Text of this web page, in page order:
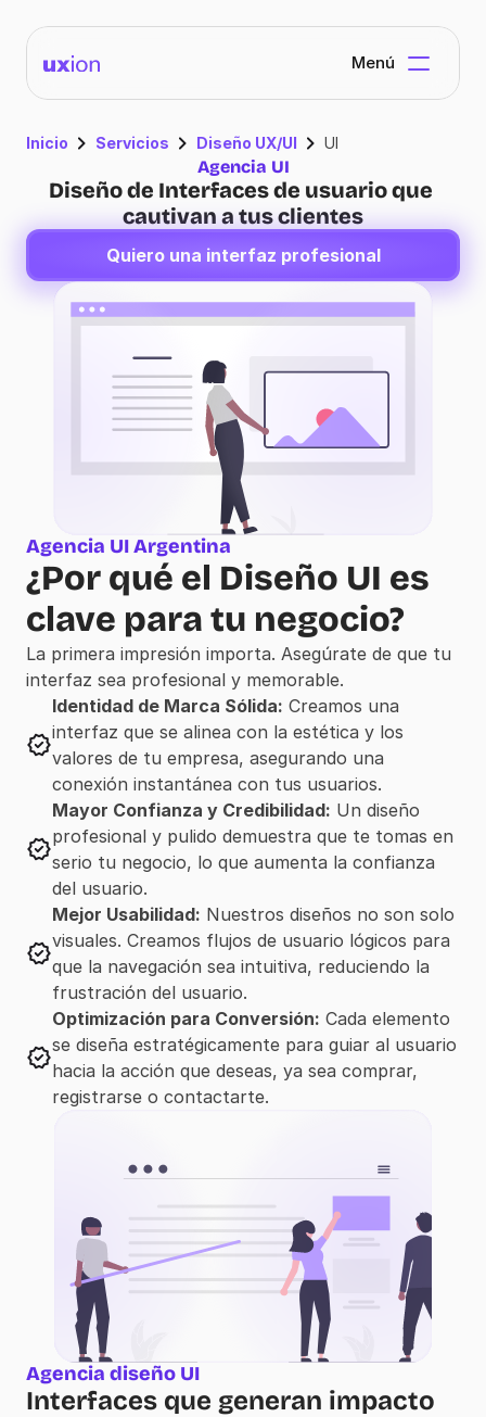
Inicio Servicios Diseño UX/UI UI
Agencia UI
Diseño de Interfaces de usuario que
cautivan a tus clientes
Quiero una interfaz profesional
Agencia UI Argentina
¿Por qué el Diseño UI es
clave para tu negocio?
La primera impresión importa. Asegúrate de que tu
interfaz sea profesional y memorable.
Identidad de Marca Sólida: Creamos una
interfaz que se alinea con la estética y los
valores de tu empresa, asegurando una
conexión instantánea con tus usuarios.
Mayor Confianza y Credibilidad: Un diseño
profesional y pulido demuestra que te tomas en
serio tu negocio, lo que aumenta la confianza
del usuario.
Mejor Usabilidad: Nuestros diseños no son solo
visuales. Creamos flujos de usuario lógicos para
que la navegación sea intuitiva, reduciendo la
frustración del usuario.
Optimización para Conversión: Cada elemento
se diseña estratégicamente para guiar al usuario
hacia la acción que deseas, ya sea comprar,
registrarse o contactarte.
Agencia diseño UI
Interfaces que generan impacto
Menú